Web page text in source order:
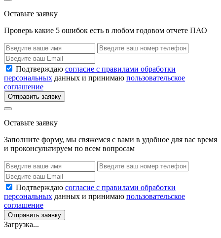
Оставьте заявку
Проверь какие 5 ошибок есть в любом годовом отчете ПАО
Подтверждаю согласие с правилами обработки
персональных данных и принимаю пользовательское
соглашение
Отправить заявку
Оставьте заявку
Заполните форму, мы свяжемся с вами в удобное для вас время
и проконсультируем по всем вопросам
Подтверждаю согласие с правилами обработки
персональных данных и принимаю пользовательское
соглашение
Отправить заявку
Загрузка...